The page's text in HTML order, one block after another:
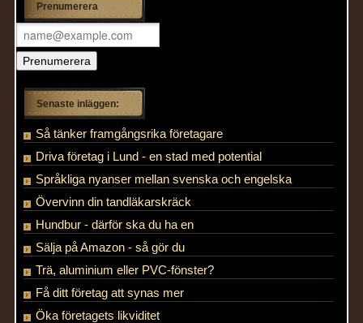
Prenumerera
Senaste inläggen:
Så tänker framgångsrika företagare
Driva företag i Lund - en stad med potential
Språkliga nyanser mellan svenska och engelska
Övervinn din tandläkarskräck
Hundbur - därför ska du ha en
Sälja på Amazon - så gör du
Trä, aluminium eller PVC-fönster?
Få ditt företag att synas mer
Öka företagets likviditet